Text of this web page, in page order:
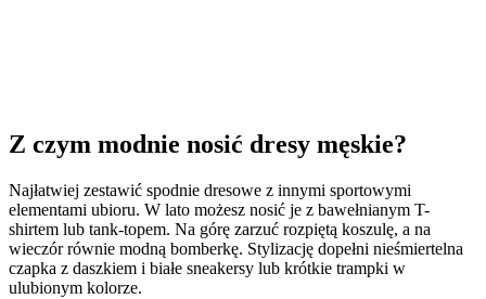
Z czym modnie nosić dresy męskie?
Najłatwiej zestawić spodnie dresowe z innymi sportowymi
elementami ubioru. W lato możesz nosić je z bawełnianym T-
shirtem lub tank-topem. Na górę zarzuć rozpiętą koszulę, a na
wieczór równie modną bomberkę. Stylizację dopełni nieśmiertelna
czapka z daszkiem i białe sneakersy lub krótkie trampki w
ulubionym kolorze.